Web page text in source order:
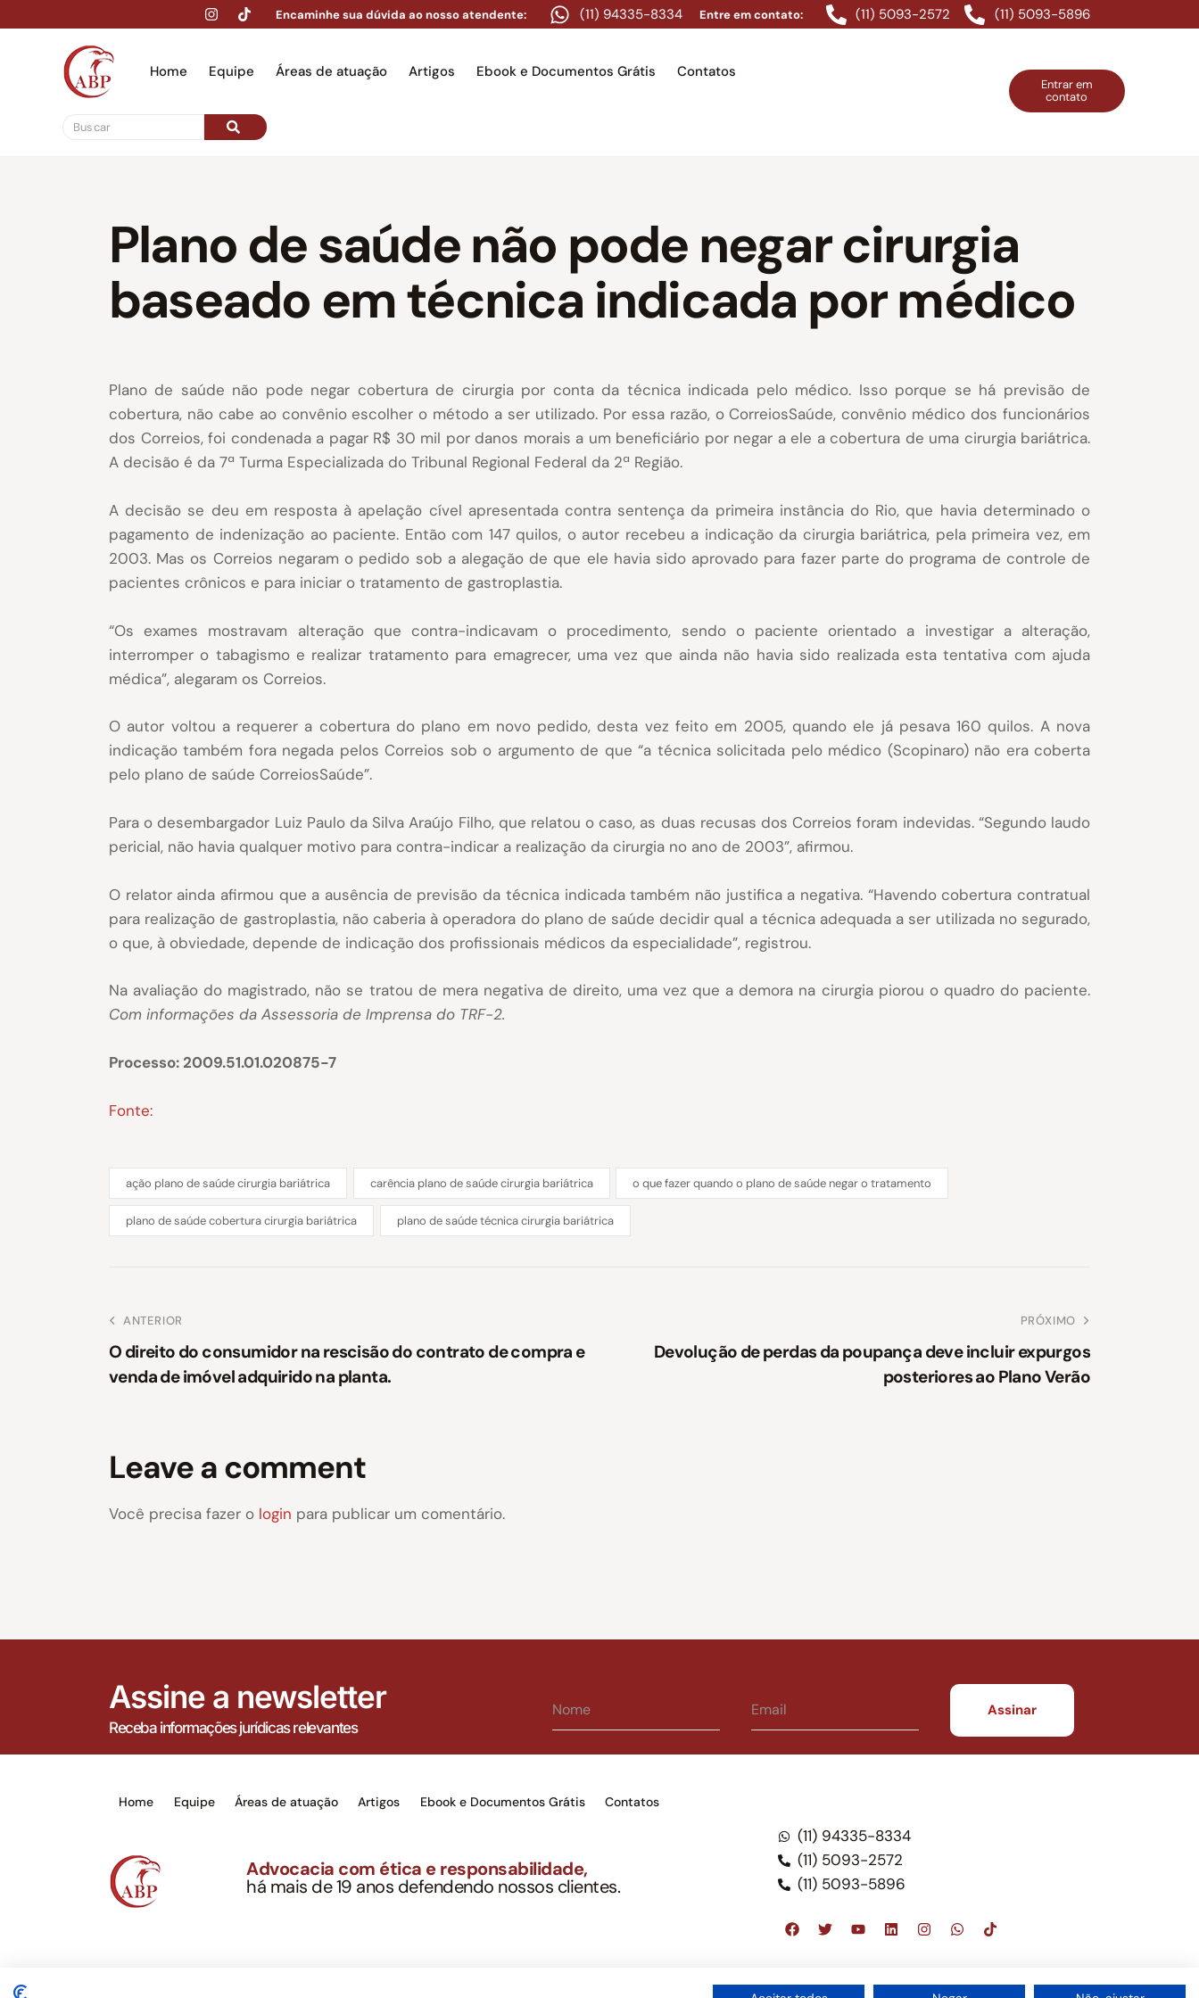
Encaminhe sua dúvida ao nosso atendente: (11) 94335-8334 Entre em contato: (11) 5093-2572 (11) 5093-5896
Home Equipe Áreas de atuação Artigos Ebook e Documentos Grátis Contatos
Entrar em
contato
Plano de saúde não pode negar cirurgia
baseado em técnica indicada por médico
Plano de saúde não pode negar cobertura de cirurgia por conta da técnica indicada pelo médico. Isso porque se há previsão de
cobertura, não cabe ao convênio escolher o método a ser utilizado. Por essa razão, o CorreiosSaúde, convênio médico dos funcionários
dos Correios, foi condenada a pagar R$ 30 mil por danos morais a um beneficiário por negar a ele a cobertura de uma cirurgia bariátrica.
A decisão é da 7ª Turma Especializada do Tribunal Regional Federal da 2ª Região.
A decisão se deu em resposta à apelação cível apresentada contra sentença da primeira instância do Rio, que havia determinado o
pagamento de indenização ao paciente. Então com 147 quilos, o autor recebeu a indicação da cirurgia bariátrica, pela primeira vez, em
2003. Mas os Correios negaram o pedido sob a alegação de que ele havia sido aprovado para fazer parte do programa de controle de
pacientes crônicos e para iniciar o tratamento de gastroplastia.
“Os exames mostravam alteração que contra-indicavam o procedimento, sendo o paciente orientado a investigar a alteração,
interromper o tabagismo e realizar tratamento para emagrecer, uma vez que ainda não havia sido realizada esta tentativa com ajuda
médica”, alegaram os Correios.
O autor voltou a requerer a cobertura do plano em novo pedido, desta vez feito em 2005, quando ele já pesava 160 quilos. A nova
indicação também fora negada pelos Correios sob o argumento de que “a técnica solicitada pelo médico (Scopinaro) não era coberta
pelo plano de saúde CorreiosSaúde”.
Para o desembargador Luiz Paulo da Silva Araújo Filho, que relatou o caso, as duas recusas dos Correios foram indevidas. “Segundo laudo
pericial, não havia qualquer motivo para contra-indicar a realização da cirurgia no ano de 2003”, afirmou.
O relator ainda afirmou que a ausência de previsão da técnica indicada também não justifica a negativa. “Havendo cobertura contratual
para realização de gastroplastia, não caberia à operadora do plano de saúde decidir qual a técnica adequada a ser utilizada no segurado,
o que, à obviedade, depende de indicação dos profissionais médicos da especialidade”, registrou.
Na avaliação do magistrado, não se tratou de mera negativa de direito, uma vez que a demora na cirurgia piorou o quadro do paciente.
Com informações da Assessoria de Imprensa do TRF-2.
Processo: 2009.51.01.020875-7
Fonte:
ação plano de saúde cirurgia bariátrica carência plano de saúde cirurgia bariátrica o que fazer quando o plano de saúde negar o tratamento
plano de saúde cobertura cirurgia bariátrica plano de saúde técnica cirurgia bariátrica
ANTERIOR
O direito do consumidor na rescisão do contrato de compra e
venda de imóvel adquirido na planta.
PRÓXIMO
Devolução de perdas da poupança deve incluir expurgos
posteriores ao Plano Verão
Leave a comment
Você precisa fazer o login para publicar um comentário.
Assine a newsletter
Receba informações jurídicas relevantes
Home Equipe Áreas de atuação Artigos Ebook e Documentos Grátis Contatos
Advocacia com ética e responsabilidade,
há mais de 19 anos defendendo nossos clientes.
(11) 94335-8334
(11) 5093-2572
(11) 5093-5896
Este site não é um produto Meta Platforms, Inc., Google LLC, tampouco oferece serviços públicos oficiais. Somos um escritório de advocacia, que oferece apenas